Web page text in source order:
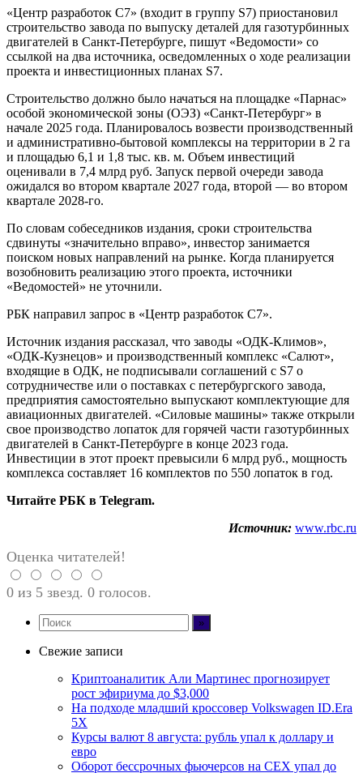
«Центр разработок С7» (входит в группу S7) приостановил
строительство завода по выпуску деталей для газотурбинных
двигателей в Санкт-Петербурге, пишут «Ведомости» со
ссылкой на два источника, осведомленных о ходе реализации
проекта и инвестиционных планах S7.
Строительство должно было начаться на площадке «Парнас»
особой экономической зоны (ОЭЗ) «Санкт-Петербург» в
начале 2025 года. Планировалось возвести производственный
и административно-бытовой комплексы на территории в 2 га
и площадью 6,1 и 1,8 тыс. кв. м. Объем инвестиций
оценивали в 7,4 млрд руб. Запуск первой очереди завода
ожидался во втором квартале 2027 года, второй — во втором
квартале 2028-го.
По словам собеседников издания, сроки строительства
сдвинуты «значительно вправо», инвестор занимается
поиском новых направлений на рынке. Когда планируется
возобновить реализацию этого проекта, источники
«Ведомостей» не уточнили.
РБК направил запрос в «Центр разработок С7».
Источник издания рассказал, что заводы «ОДК-Климов»,
«ОДК-Кузнецов» и производственный комплекс «Салют»,
входящие в ОДК, не подписывали соглашений с S7 о
сотрудничестве или о поставках с петербургского завода,
предприятия самостоятельно выпускают комплектующие для
авиационных двигателей. «Силовые машины» также открыли
свое производство лопаток для горячей части газотурбинных
двигателей в Санкт-Петербурге в конце 2023 года.
Инвестиции в этот проект превысили 6 млрд руб., мощность
комплекса составляет 16 комплектов по 550 лопаток в год.
Читайте РБК в Telegram.
Источник: www.rbc.ru
Оценка читателей!
0 из 5 звезд. 0 голосов.
Свежие записи
Криптоаналитик Али Мартинес прогнозирует
рост эфириума до $3,000
На подходе младший кроссовер Volkswagen ID.Era
5X
Курсы валют 8 августа: рубль упал к доллару и
евро
Оборот бессрочных фьючерсов на CEX упал до